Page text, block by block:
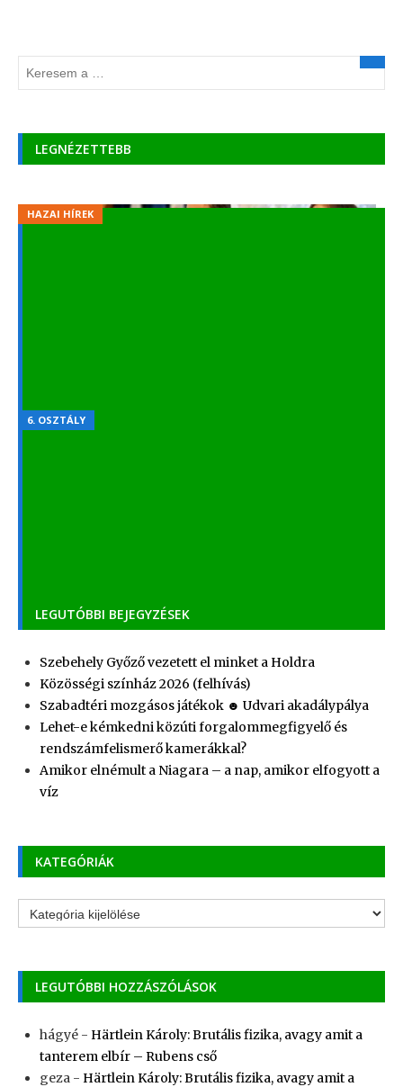
LEGNÉZETTEBB
HAZAI HÍREK
6. OSZTÁLY
LEGUTÓBBI BEJEGYZÉSEK
Szebehely Győző vezetett el minket a Holdra
Közösségi színház 2026 (felhívás)
Szabadtéri mozgásos játékok ☻ Udvari akadálypálya
Lehet-e kémkedni közúti forgalommegfigyelő és
rendszámfelismerő kamerákkal?
Amikor elnémult a Niagara – a nap, amikor elfogyott a
víz
KATEGÓRIÁK
Kategóriák
LEGUTÓBBI HOZZÁSZÓLÁSOK
hágyé - Härtlein Károly: Brutális fizika, avagy amit a
tanterem elbír – Rubens cső
geza - Härtlein Károly: Brutális fizika, avagy amit a